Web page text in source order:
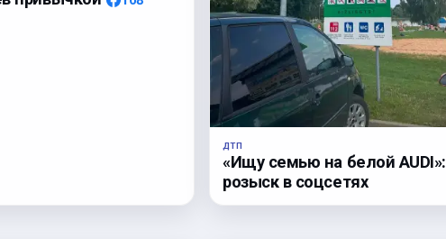
ДТП
«Ищу семью на белой AUDI»:
розыск в соцсетях